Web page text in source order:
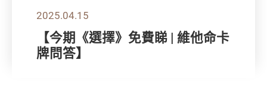
2025.04.15
【今期《選擇》免費睇 | 維他命卡
牌問答】